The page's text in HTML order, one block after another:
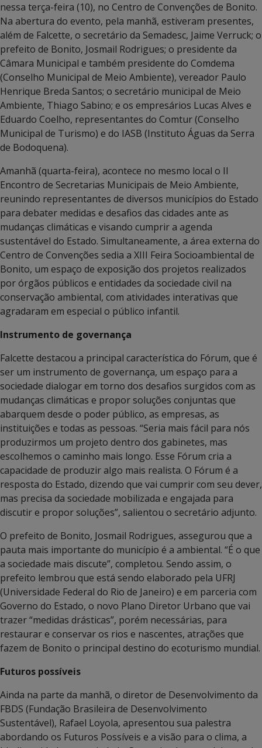
nessa terça-feira (10), no Centro de Convenções de Bonito.
Na abertura do evento, pela manhã, estiveram presentes,
além de Falcette, o secretário da Semadesc, Jaime Verruck; o
prefeito de Bonito, Josmail Rodrigues; o presidente da
Câmara Municipal e também presidente do Comdema
(Conselho Municipal de Meio Ambiente), vereador Paulo
Henrique Breda Santos; o secretário municipal de Meio
Ambiente, Thiago Sabino; e os empresários Lucas Alves e
Eduardo Coelho, representantes do Comtur (Conselho
Municipal de Turismo) e do IASB (Instituto Águas da Serra
de Bodoquena).
Amanhã (quarta-feira), acontece no mesmo local o II
Encontro de Secretarias Municipais de Meio Ambiente,
reunindo representantes de diversos municípios do Estado
para debater medidas e desafios das cidades ante as
mudanças climáticas e visando cumprir a agenda
sustentável do Estado. Simultaneamente, a área externa do
Centro de Convenções sedia a XIII Feira Socioambiental de
Bonito, um espaço de exposição dos projetos realizados
por órgãos públicos e entidades da sociedade civil na
conservação ambiental, com atividades interativas que
agradaram em especial o público infantil.
Instrumento de governança
Falcette destacou a principal característica do Fórum, que é
ser um instrumento de governança, um espaço para a
sociedade dialogar em torno dos desafios surgidos com as
mudanças climáticas e propor soluções conjuntas que
abarquem desde o poder público, as empresas, as
instituições e todas as pessoas. “Seria mais fácil para nós
produzirmos um projeto dentro dos gabinetes, mas
escolhemos o caminho mais longo. Esse Fórum cria a
capacidade de produzir algo mais realista. O Fórum é a
resposta do Estado, dizendo que vai cumprir com seu dever,
mas precisa da sociedade mobilizada e engajada para
discutir e propor soluções”, salientou o secretário adjunto.
O prefeito de Bonito, Josmail Rodrigues, assegurou que a
pauta mais importante do município é a ambiental. “É o que
a sociedade mais discute”, completou. Sendo assim, o
prefeito lembrou que está sendo elaborado pela UFRJ
(Universidade Federal do Rio de Janeiro) e em parceria com
Governo do Estado, o novo Plano Diretor Urbano que vai
trazer “medidas drásticas”, porém necessárias, para
restaurar e conservar os rios e nascentes, atrações que
fazem de Bonito o principal destino do ecoturismo mundial.
Futuros possíveis
Ainda na parte da manhã, o diretor de Desenvolvimento da
FBDS (Fundação Brasileira de Desenvolvimento
Sustentável), Rafael Loyola, apresentou sua palestra
abordando os Futuros Possíveis e a visão para o clima, a